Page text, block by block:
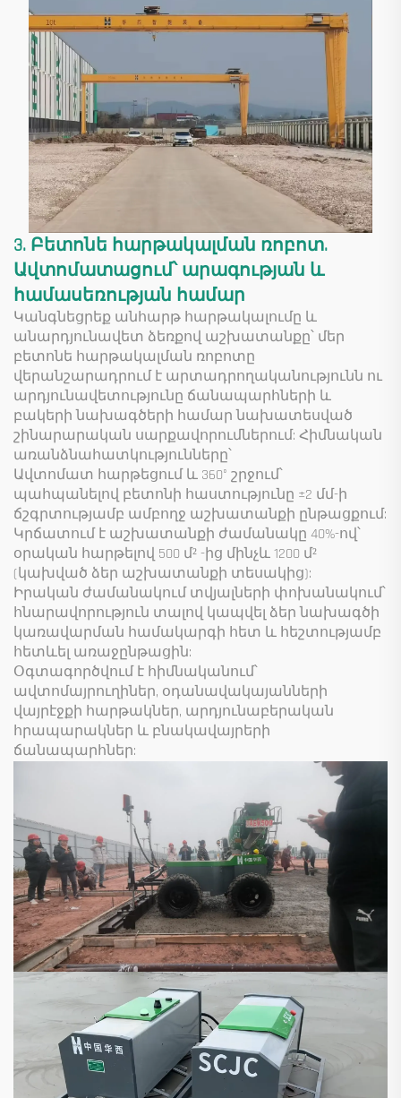
3. Բետոնե հարթակալման ռոբոտ.
Ավտոմատացում՝ արագության և
համասեռության համար
Կանգնեցրեք անհարթ հարթակալումը և
անարդյունավետ ձեռքով աշխատանքը՝ մեր
բետոնե հարթակալման ռոբոտը
վերանշարադրում է արտադրողականությունն ու
արդյունավետությունը ճանապարհների և
բակերի նախագծերի համար նախատեսված
շինարարական սարքավորումներում: Հիմնական
առանձնահատկությունները՝
Ավտոմատ հարթեցում և 360° շրջում՝
պահպանելով բետոնի հաստությունը ±2 մմ-ի
ճշգրտությամբ ամբողջ աշխատանքի ընթացքում:
Կրճատում է աշխատանքի ժամանակը 40%-ով՝
օրական հարթելով 500 մ² -ից մինչև 1200 մ²
(կախված ձեր աշխատանքի տեսակից):
Իրական ժամանակում տվյալների փոխանակում՝
հնարավորություն տալով կապվել ձեր նախագծի
կառավարման համակարգի հետ և հեշտությամբ
հետևել առաջընթացին:
Օգտագործվում է հիմնականում՝
ավտոմայրուղիներ, օդանավակայանների
վայրէջքի հարթակներ, արդյունաբերական
հրապարակներ և բնակավայրերի
ճանապարհներ: